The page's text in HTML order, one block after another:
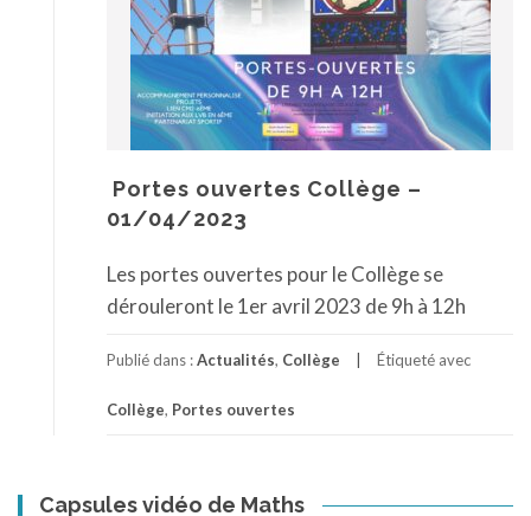
Portes ouvertes Collège –
01/04/2023
Les portes ouvertes pour le Collège se
dérouleront le 1er avril 2023 de 9h à 12h
Publié dans :Actualités, Collège Étiqueté avec
Collège, Portes ouvertes
Capsules vidéo de Maths